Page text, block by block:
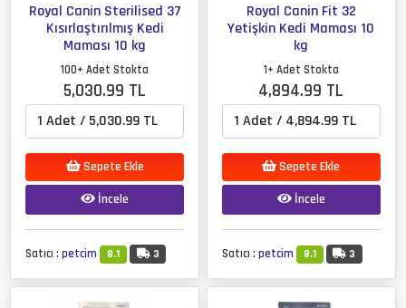
Royal Canin Sterilised 37
Kısırlaştırılmış Kedi
Maması 10 kg
100+ Adet Stokta
5,030.99 TL
Sepete Ekle
İncele
Satıcı :petcim 8.1 3
Royal Canin Fit 32
Yetişkin Kedi Maması 10
kg
1+ Adet Stokta
4,894.99 TL
Sepete Ekle
İncele
Satıcı : petcim 8.1 3